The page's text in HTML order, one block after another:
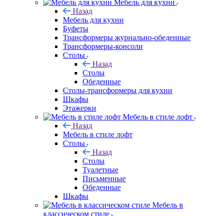
Мебель для кухни
Назад
Мебель для кухни
Буфеты
Трансформеры журнально-обеденные
Трансформеры-консоли
Столы
Назад
Столы
Обеденные
Столы-трансформеры для кухни
Шкафы
Этажерки
Мебель в стиле лофт
Назад
Мебель в стиле лофт
Столы
Назад
Столы
Туалетные
Письменные
Обеденные
Шкафы
Мебель в
классическом стиле